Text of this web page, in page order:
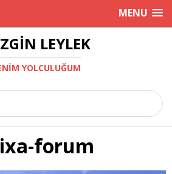
MENU
LEYLEK
YOLCULUĞUM
forum